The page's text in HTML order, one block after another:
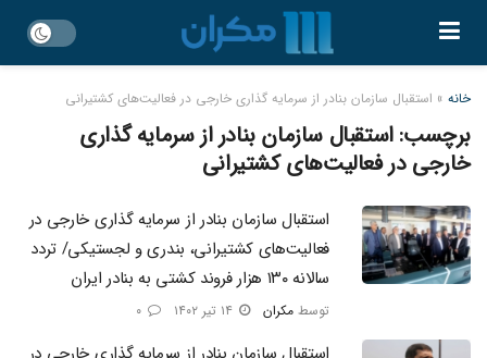
خانه » استقبال سازمان بنادر از سرمایه ‌گذاری خارجی در فعالیت‌های کشتیرانی
برچسب:استقبال سازمان بنادر از سرمایه ‌گذاری
خارجی در فعالیت‌های کشتیرانی
استقبال سازمان بنادر از سرمایه ‌گذاری خارجی در
فعالیت‌های کشتیرانی، بندری و لجستیکی/ تردد
سالانه ۱۳۰ هزار فروند کشتی به بنادر ایران
توسط مکران